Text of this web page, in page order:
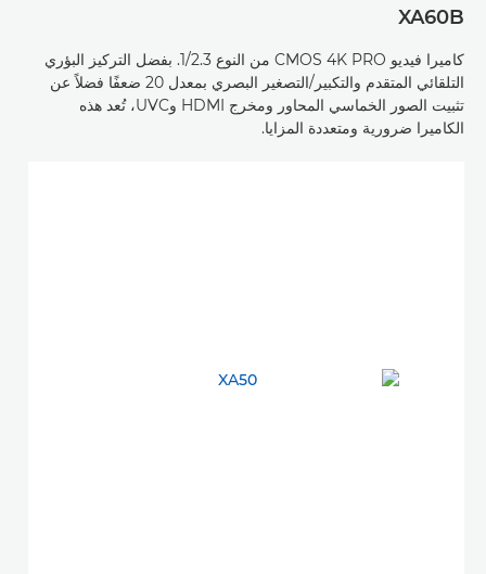
XA60B
كاميرا فيديو CMOS 4K PRO من النوع 1/2.3. بفضل التركيز البؤري
التلقائي المتقدم والتكبير/التصغير البصري بمعدل 20 ضعفًا فضلاً عن
تثبيت الصور الخماسي المحاور ومخرج HDMI وUVC، تُعد هذه
الكاميرا ضرورية ومتعددة المزايا.